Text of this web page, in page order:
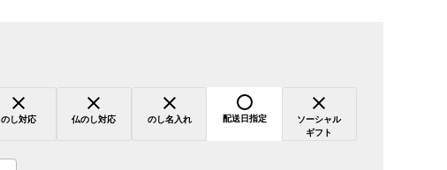
のし対応 仏のし対応 のし名入れ 配送日指定
ソーシャル
ギフト